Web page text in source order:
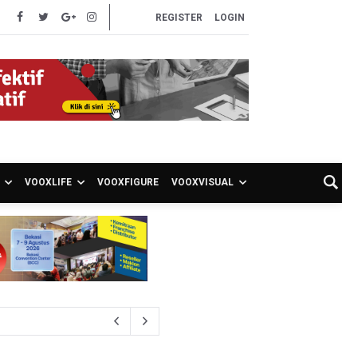
REGISTER LOGIN
VOOXLIFE VOOXFIGURE VOOXVISUAL